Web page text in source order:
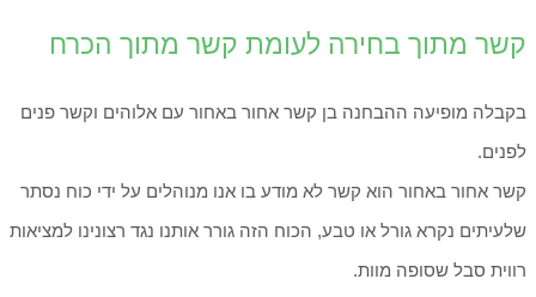
קשר מתוך בחירה לעומת קשר מתוך הכרח
בקבלה מופיעה ההבחנה בן קשר אחור באחור עם אלוהים וקשר פנים
לפנים.
קשר אחור באחור הוא קשר לא מודע בו אנו מנוהלים על ידי כוח נסתר
שלעיתים נקרא גורל או טבע, הכוח הזה גורר אותנו נגד רצונינו למציאות
רווית סבל שסופה מוות.